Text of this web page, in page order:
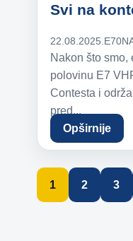
Svi na
22.08.2025.
Nakon što smo,
polovinu E7
Contesta i
pred...
Opširnije
1 2 3